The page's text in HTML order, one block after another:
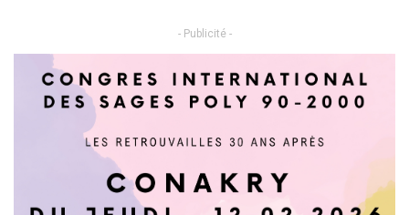
- Publicité -